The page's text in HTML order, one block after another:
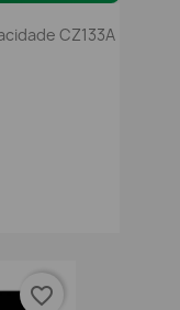
CZ133A
favorite_border